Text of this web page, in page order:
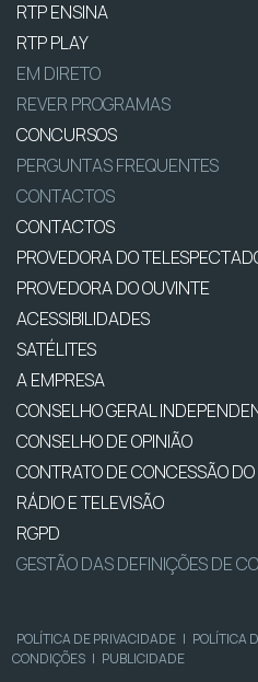
RTP ENSINA
RTP PLAY
EM DIRETO
REVER PROGRAMAS
CONCURSOS
PERGUNTAS FREQUENTES
CONTACTOS
CONTACTOS
PROVEDORA DO
PROVEDORA DO OUVINTE
ACESSIBILIDADES
SATÉLITES
A EMPRESA
CONSELHO GERAL
CONSELHO DE OPINIÃO
CONTRATO DE CONCESSÃO
RÁDIO E TELEVISÃO
RGPD
GESTÃO DAS DEFINIÇÕES DE
POLÍTICA DE PRIVACIDADE | POLÍTICA
CONDIÇÕES | PUBLICIDADE